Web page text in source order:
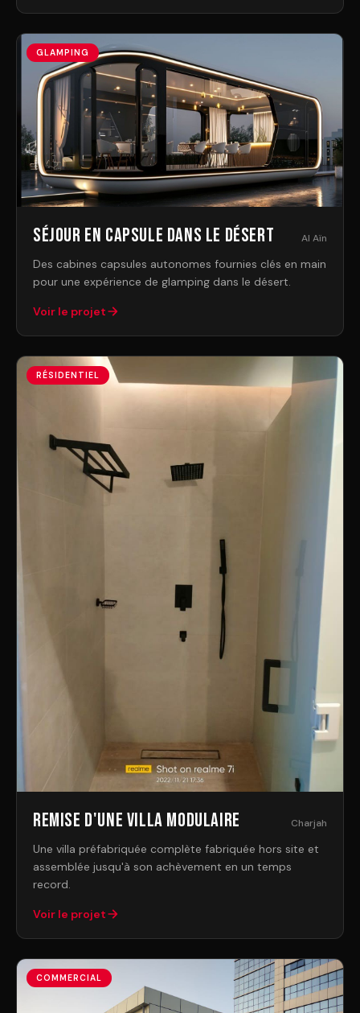
GLAMPING
Séjour en capsule dans le désert Al Aïn
Des cabines capsules autonomes fournies clés en main
pour une expérience de glamping dans le désert.
Voir le projet
RÉSIDENTIEL
Remise d'une villa modulaire Charjah
Une villa préfabriquée complète fabriquée hors site et
assemblée jusqu'à son achèvement en un temps
record.
Voir le projet
COMMERCIAL